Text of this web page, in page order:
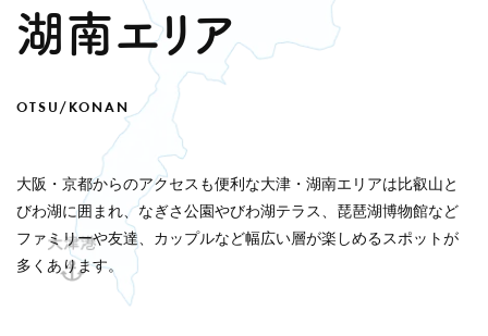
湖南エリア
OTSU/KONAN
大阪・京都からのアクセスも便利な大津・湖南エリアは比叡山と
びわ湖に囲まれ、なぎさ公園やびわ湖テラス、琵琶湖博物館など
ファミリーや友達、カップルなど幅広い層が楽しめるスポットが
多くあります。